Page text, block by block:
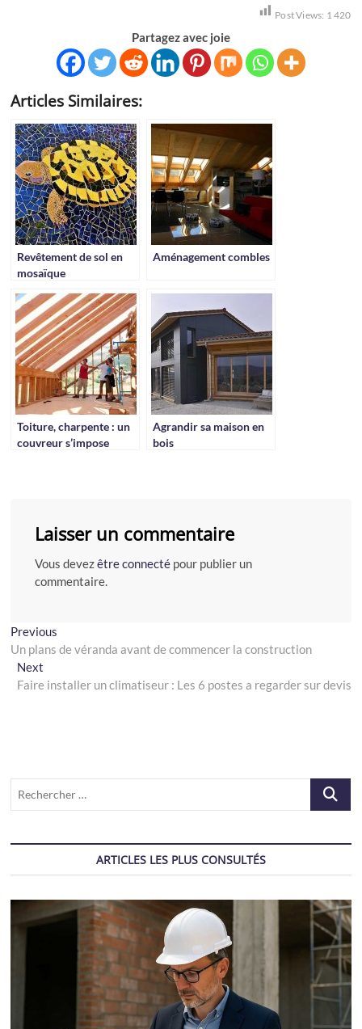
Post Views: 1 420
Partagez avec joie
Articles Similaires:
Revêtement de sol en
mosaïque
Aménagement combles
Toiture, charpente : un
couvreur s’impose
Agrandir sa maison en
bois
Laisser un commentaire
Vous devezêtre connecté pour publier un
commentaire.
Navigation
de
l’article
Previous
post:
Un plans de véranda avant de commencer la construction
NextNext
post:
Faire installer un climatiseur : Les 6 postes a regarder sur devis
ARTICLES LES PLUS CONSULTÉS